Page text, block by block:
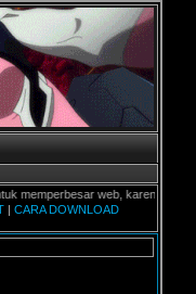
web, karena aslinya
| CARA DOWNLOAD